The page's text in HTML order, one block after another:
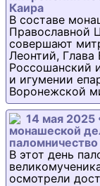
Каира
В составе
Православной
совершают
Леонтий,
Россошанский
и игумении
Воронежской
14 мая 2025
монашеской
В этот день
осмотрели